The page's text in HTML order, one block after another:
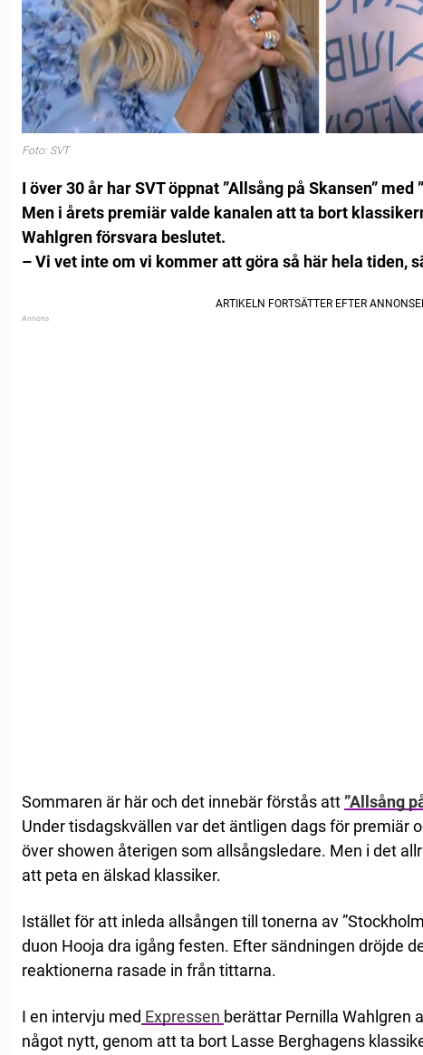
Foto: SVT
I över 30 år har SVT öppnat ”Allsång på Skansen”
Men i årets premiär valde kanalen att ta bort
Wahlgren försvara beslutet.
– Vi vet inte om vi kommer att göra så här hela tiden,
Sommaren är här och det innebär förstås att”Allsång
Under tisdagskvällen var det äntligen dags för premiär
över showen återigen som allsångsledare. Men i det
att peta en älskad klassiker.
Istället för att inleda allsången till tonerna av
duon Hooja dra igång festen. Efter sändningen dröjde
reaktionerna rasade in från tittarna.
I en intervju med Expressen berättar Pernilla Wahlgren
något nytt, genom att ta bort Lasse Berghagens